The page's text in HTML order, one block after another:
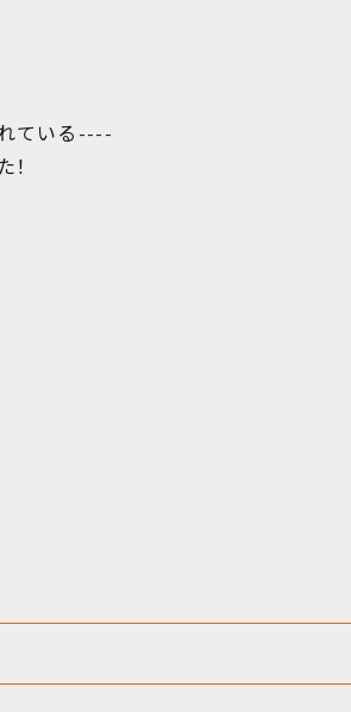
ている----